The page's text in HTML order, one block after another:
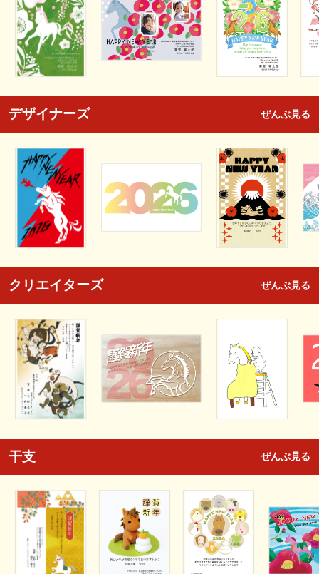
デザイナーズ ぜんぶ見る
クリエイターズ ぜんぶ見る
干支 ぜんぶ見る